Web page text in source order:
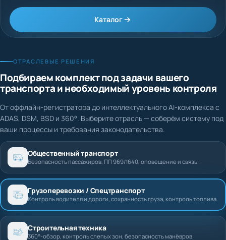
Каталог
ОТРАСЛЕВЫЕ РЕШЕНИЯ
Подбираем комплект под задачи вашего
транспорта и необходимый уровень контроля
От оффлайн-регистратора до интеллектуального AI-комплекса с
ADAS, DSM, BSD и 360°. Выберите отрасль — соберём систему под
ваши процессы и требования законодательства.
Общественный транспорт
Безопасность пассажиров, ПП 969/1640, оповещение и связь.
Грузоперевозки / Спецтранспорт
Контроль водителя и дороги, сохранность груза, контроль топлива.
Строительная техника
360°-обзор, контроль слепых зон, безопасность манёвров.